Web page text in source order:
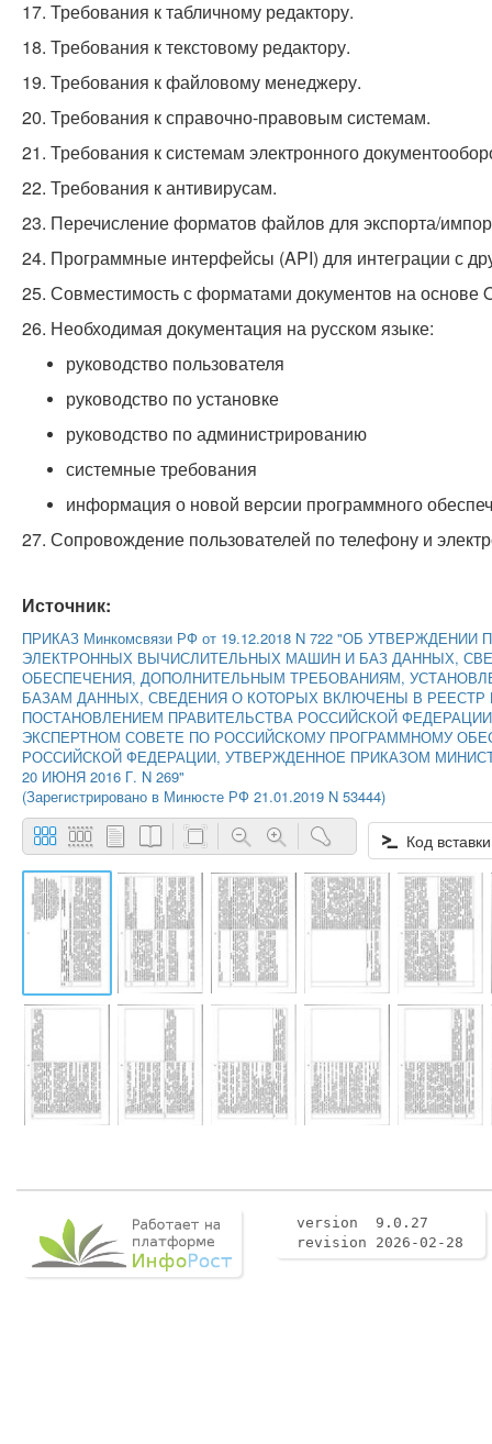
17. Требования к табличному редактору.
18. Требования к текстовому редактору.
19. Требования к файловому менеджеру.
20. Требования к справочно-правовым системам.
21. Требования к системам электронного
22. Требования к антивирусам.
23. Перечисление форматов файлов для экспорта/
24. Программные интерфейсы (API) для интеграции с
25. Совместимость с форматами документов на основе
26. Необходимая документация на русском языке:
руководство пользователя
руководство по установке
руководство по администрированию
системные требования
информация о новой версии программного
27. Сопровождение пользователей по телефону и
Источник:
ПРИКАЗ Минкомсвязи РФ от 19.12.2018 N 722 "ОБ
ЭЛЕКТРОННЫХ ВЫЧИСЛИТЕЛЬНЫХ МАШИН И БАЗ ДАННЫХ,
ОБЕСПЕЧЕНИЯ, ДОПОЛНИТЕЛЬНЫМ ТРЕБОВАНИЯМ,
БАЗАМ ДАННЫХ, СВЕДЕНИЯ О КОТОРЫХ ВКЛЮЧЕНЫ В
ПОСТАНОВЛЕНИЕМ ПРАВИТЕЛЬСТВА РОССИЙСКОЙ
ЭКСПЕРТНОМ СОВЕТЕ ПО РОССИЙСКОМУ ПРОГРАММНОМУ
РОССИЙСКОЙ ФЕДЕРАЦИИ, УТВЕРЖДЕННОЕ ПРИКАЗОМ
20 ИЮНЯ 2016 Г. N 269"
(Зарегистрировано в Минюсте РФ 21.01.2019 N 53444)
Код вставки
version 9.0.27
revision 2026-02-28